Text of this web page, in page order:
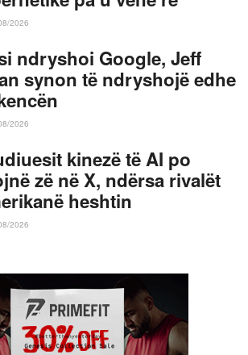
2026
ndryshoi Google, Jeff
synon të ndryshojë edhe
2026
kinezë të AI po
zë në X, ndërsa rivalët
heshtin
2026